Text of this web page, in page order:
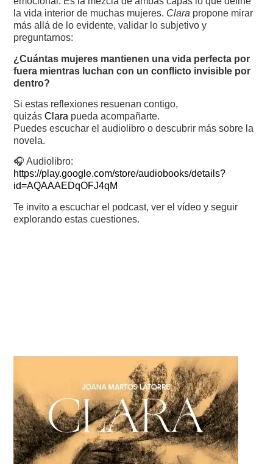
la vida interior de muchas mujeres. Clara propone mirar
más allá de lo evidente, validar lo subjetivo y
preguntarnos:
¿Cuántas mujeres mantienen una vida perfecta por
fuera mientras luchan con un conflicto invisible por
dentro?
Si estas reflexiones resuenan contigo,
quizásClara pueda acompañarte.
Puedes escuchar el audiolibro o descubrir más sobre la
novela.
🎧 Audiolibro:
https://play.google.com/store/audiobooks/details?
id=AQAAAEDqOFJ4qM
Te invito a escuchar el podcast, ver el vídeo y seguir
explorando estas cuestiones.